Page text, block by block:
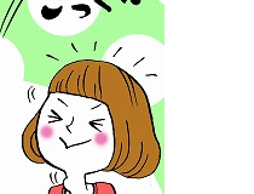
大学院の資料請求